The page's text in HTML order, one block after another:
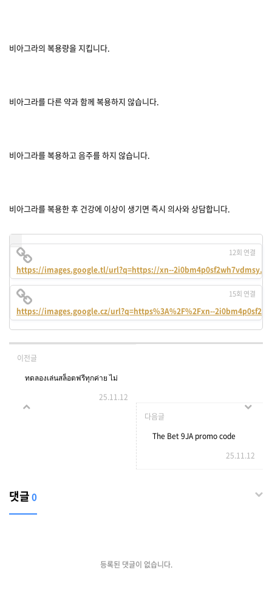
비아그라의 복용량을 지킵니다.
비아그라를 다른 약과 함께 복용하지 않습니다.
비아그라를 복용하고 음주를 하지 않습니다.
비아그라를 복용한 후 건강에 이상이 생기면 즉시 의사와 상담합니다.
https://images.google.tl/url?q=https://xn--
12회 연결
https://images.google.cz/url?q=https%3A%2F%2Fxn--
15회 연결
이전글
ทดลองเล่นสล็อตฟรีทุกค่าย ไม่
ต้องสมัคร เล่นได้ทันที พร้อม
25.11.12
다음글
The Bet 9JA promo code
25.11.12
댓글0
등록된 댓글이 없습니다.